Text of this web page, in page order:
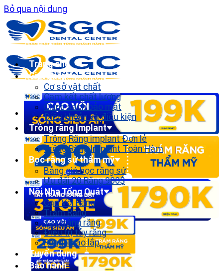
Bỏ qua nội dung
Trang chủ
Giới thiệu
Cơ sở vật chất
Cam kết chất lượng
Chính sách bảo mật
Điều khoản và điều kiện
Trồng răng Implant
Trồng Răng implant Đơn lẻ
Trồng Răng Implant Toàn Hàm
Bọc răng sứ thẩm mỹ
Bảng giá bọc răng sứ
Ưu đãi 20 Răng 900$
Nội Nha Tổng Quát
Cạo Vôi Răng
Trám Răng
Tẩy trắng răng
Điều trị tủy răng
Răng Tháo lắp
Tuyển dụng
Bảo hành